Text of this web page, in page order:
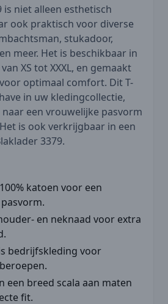
is niet alleen esthetisch
ook praktisch voor diverse
stukadoor,
meer. Het is beschikbaar in
XS tot XXXL, en gemaakt
optimaal comfort. Dit T-
in uw kledingcollectie,
een vrouwelijke pasvorm
is ook verkrijgbaar in een
3379.
katoen voor een
en neknaad voor extra
bedrijfskleding voor
een breed scala aan maten
fit.